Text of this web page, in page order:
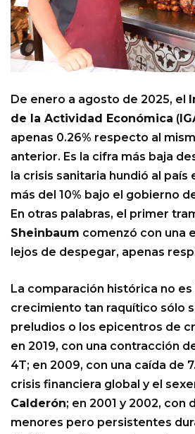
De enero a agosto de 2025, el
de la Actividad Económica (
apenas 0.26% respecto al
anterior. Es la cifra más baja
la crisis sanitaria hundió al país
más del 10% bajo el gobierno
En otras palabras, el primer
Sheinbaum comenzó con una
lejos de despegar, apenas
La comparación histórica no es
crecimiento tan raquítico sólo
preludios o los epicentros de
en 2019, con una contracción
4T; en 2009, con una caída de
crisis financiera global y el
Calderón; en 2001 y 2002, con
menores pero persistentes